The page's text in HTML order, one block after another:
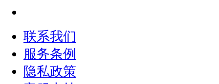
联系我们
服务条例
隐私政策